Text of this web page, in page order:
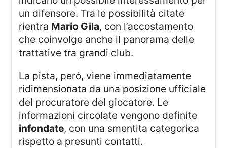
un difensore. Tra le possibilità citate
rientra Mario Gila, con l’accostamento
che coinvolge anche il panorama delle
trattative tra grandi club.
La pista, però, viene immediatamente
ridimensionata da una posizione ufficiale
del procuratore del giocatore. Le
informazioni circolate vengono definite
infondate, con una smentita categorica
rispetto a presunti contatti.